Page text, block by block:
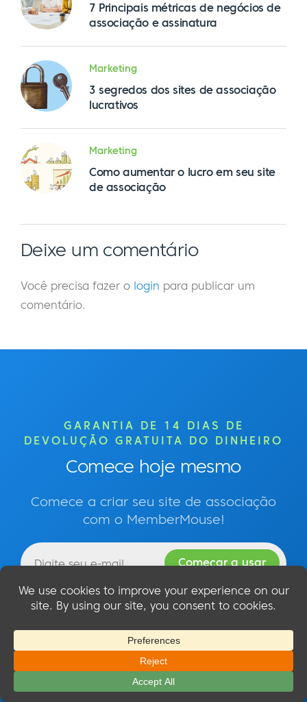
7 Principais métricas de negócios de
associação e assinatura
Marketing
3 segredos dos sites de associação
lucrativos
Marketing
Como aumentar o lucro em seu site
de associação
Deixe um comentário
Você precisa fazer o login para publicar um
comentário.
GARANTIA DE 14 DIAS DE
DEVOLUÇÃO GRATUITA DO DINHEIRO
Comece hoje mesmo
Comece a criar seu site de associação
com o MemberMouse!
Fácil configuração - Garantia de reembolso de 14